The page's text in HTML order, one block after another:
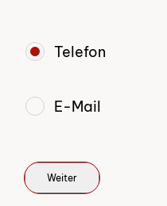
Telefon
E-Mail